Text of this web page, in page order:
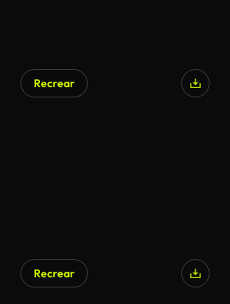
Recrear
Recrear